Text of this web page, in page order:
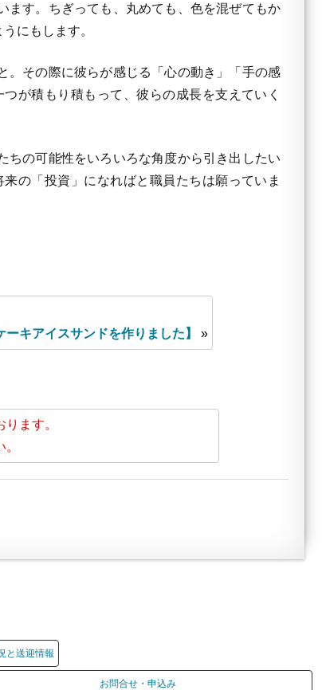
ます。ちぎっても、丸めても、色を混ぜてもか
にもします。
その際に彼らが感じる「心の動き」「手の感
が積もり積もって、彼らの成長を支えていく
の可能性をいろいろな角度から引き出したい
の「投資」になればと職員たちは願っていま
ーキアイスサンドを作りました】
»
ます。
と送迎情報
お問合せ・申込み